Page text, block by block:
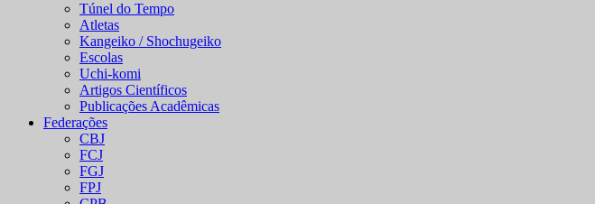
Túnel do Tempo
Atletas
Kangeiko / Shochugeiko
Escolas
Uchi-komi
Artigos Científicos
Publicações Acadêmicas
Federações
CBJ
FCJ
FGJ
FPJ